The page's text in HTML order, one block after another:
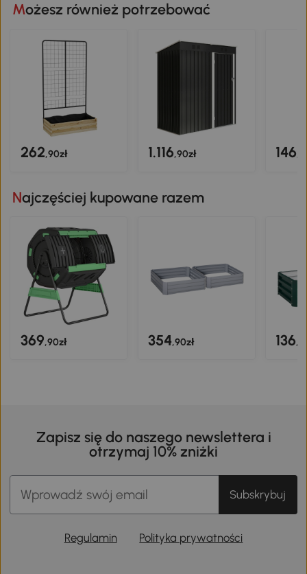
Możesz również potrzebować
262,90zł 1.116,90zł 146
Najczęściej kupowane razem
369,90zł 354,90zł 136
Zapisz się do naszego newslettera i
otrzymaj 10% zniżki
Subskrybuj
Regulamin Polityka prywatności